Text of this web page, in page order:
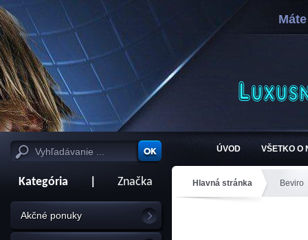
ÚVOD VŠETKO O
Kategória Značka
Akčné ponuky
Hlavná stránka Beviro